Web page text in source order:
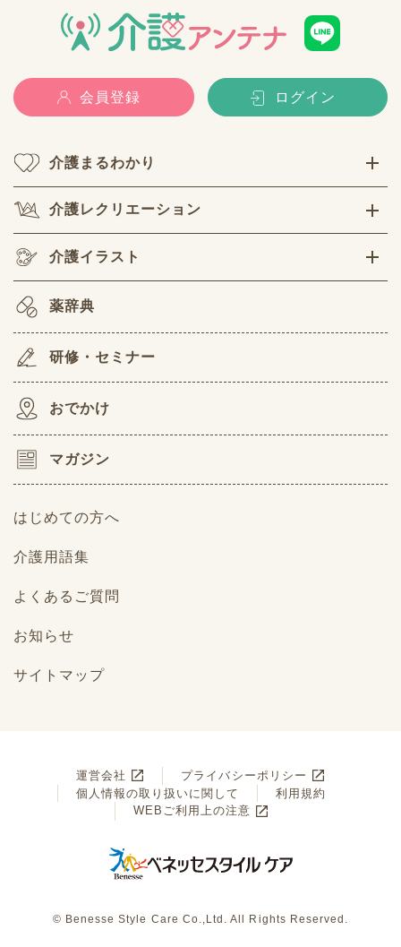
会員登録 ログイン
介護まるわかり
介護レクリエーション
介護イラスト
薬辞典
研修・セミナー
おでかけ
マガジン
はじめての方へ
介護用語集
よくあるご質問
お知らせ
サイトマップ
運営会社
プライバシーポリシー
個人情報の取り扱いに関して
利用規約
WEBご利用上の注意
© Benesse Style Care Co.,Ltd. All Rights Reserved.